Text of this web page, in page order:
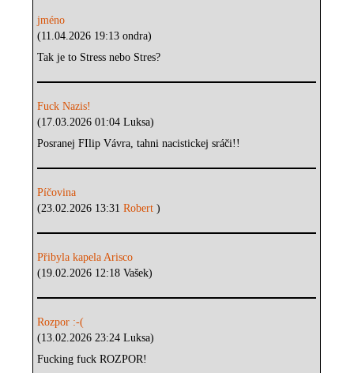
jméno
(11.04.2026 19:13 ondra)
Tak je to Stress nebo Stres?
Fuck Nazis!
(17.03.2026 01:04 Luksa)
Posranej FIlip Vávra, tahni nacistickej sráči!!
Píčovina
(23.02.2026 13:31Robert)
Přibyla kapela Arisco
(19.02.2026 12:18 Vašek)
Rozpor :-(
(13.02.2026 23:24 Luksa)
Fucking fuck ROZPOR!